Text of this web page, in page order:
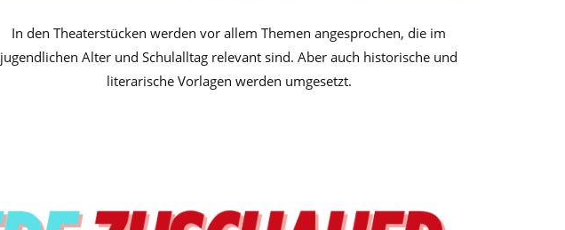
In den Theaterstücken werden vor allem Themen angesprochen, die im
jugendlichen Alter und Schulalltag relevant sind. Aber auch historische und
literarische Vorlagen werden umgesetzt.